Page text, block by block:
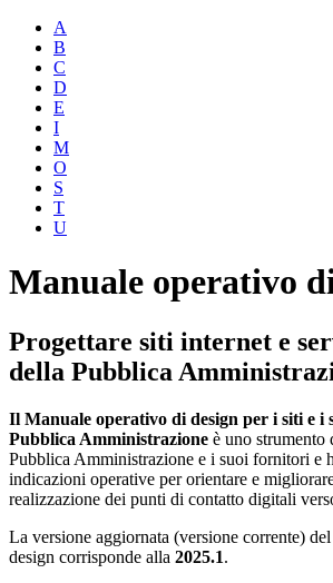
A
B
C
D
E
I
M
O
S
T
U
Manuale operativo
Progettare siti internet e
della Pubblica
Il Manuale operativo di design per i siti e i
Pubblica Amministrazione è uno strumento
Pubblica Amministrazione e i suoi fornitori e
indicazioni operative per orientare e
realizzazione dei punti di contatto digitali
La versione aggiornata (versione corrente)
design corrisponde alla 2025.1.